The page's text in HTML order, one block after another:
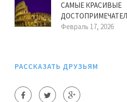
САМЫЕ КРАСИВЫЕ
Февраль 17, 2026
РАССКАЗАТЬ ДРУЗЬЯМ